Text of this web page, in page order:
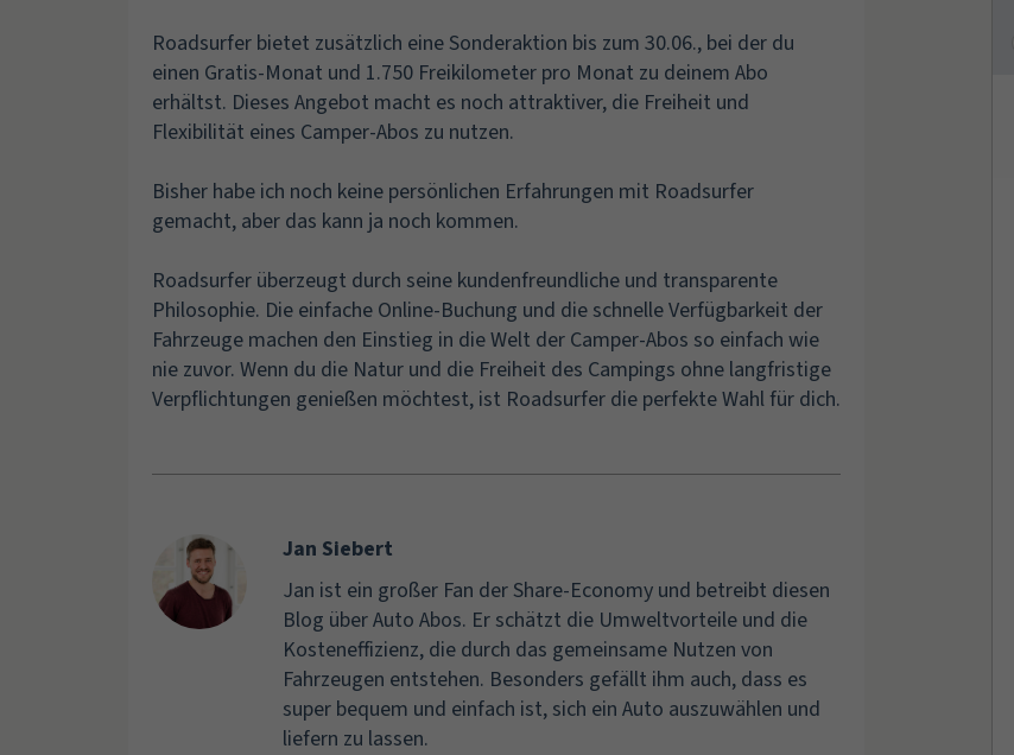
Roadsurfer bietet zusätzlich eine Sonderaktion bis zum 30.06., bei der du
einen Gratis-Monat und 1.750 Freikilometer pro Monat zu deinem Abo
erhältst. Dieses Angebot macht es noch attraktiver, die Freiheit und
Flexibilität eines Camper-Abos zu nutzen.
Bisher habe ich noch keine persönlichen Erfahrungen mit Roadsurfer
gemacht, aber das kann ja noch kommen.
Roadsurfer überzeugt durch seine kundenfreundliche und transparente
Philosophie. Die einfache Online-Buchung und die schnelle Verfügbarkeit der
Fahrzeuge machen den Einstieg in die Welt der Camper-Abos so einfach wie
nie zuvor. Wenn du die Natur und die Freiheit des Campings ohne langfristige
Verpflichtungen genießen möchtest, ist Roadsurfer die perfekte Wahl für dich.
Jan Siebert
Jan ist ein großer Fan der Share-Economy und betreibt diesen
Blog über Auto Abos. Er schätzt die Umweltvorteile und die
Kosteneffizienz, die durch das gemeinsame Nutzen von
Fahrzeugen entstehen. Besonders gefällt ihm auch, dass es
super bequem und einfach ist, sich ein Auto auszuwählen und
liefern zu lassen.